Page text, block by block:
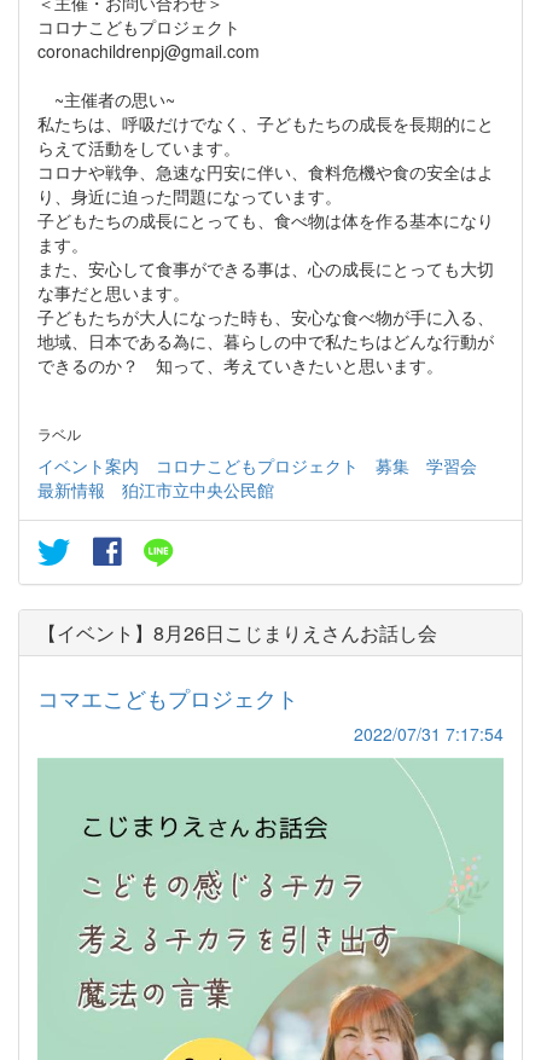
コロナこどもプロジェクト
coronachildrenpj@gmail.com
~主催者の思い~
私たちは、呼吸だけでなく、子どもたちの成長を長期的にと
らえて活動をしています。
コロナや戦争、急速な円安に伴い、食料危機や食の安全はよ
り、身近に迫った問題になっています。
子どもたちの成長にとっても、食べ物は体を作る基本になり
ます。
また、安心して食事ができる事は、心の成長にとっても大切
な事だと思います。
子どもたちが大人になった時も、安心な食べ物が手に入る、
地域、日本である為に、暮らしの中で私たちはどんな行動が
できるのか？ 知って、考えていきたいと思います。
ラベル
イベント案内 コロナこどもプロジェクト 募集
学習会
最新情報
狛江市立中央公民館
【イベント】8月26日こじまりえさんお話し会
コマエこどもプロジェクト
2022/07/31 7:17:54